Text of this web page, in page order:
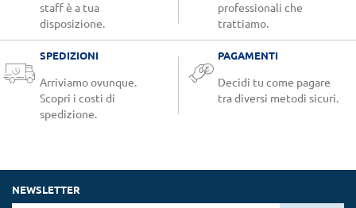
staff è a tua
disposizione.
professionali che
trattiamo.
SPEDIZIONI
Arriviamo ovunque.
Scopri i costi di
spedizione.
PAGAMENTI
Decidi tu come pagare
tra diversi metodi sicuri.
NEWSLETTER